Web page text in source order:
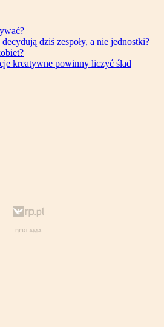
dziś zespoły, a nie jednostki?
kreatywne powinny liczyć ślad